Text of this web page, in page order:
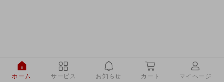
ホーム サービス お知らせ カート マイページ